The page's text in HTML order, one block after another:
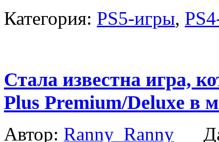
Категория: PS5-игры,
Стала известна игра,
Plus Premium/Deluxe в
Автор: Ranny_Ranny